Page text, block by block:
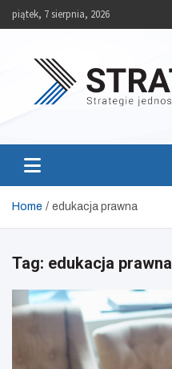
Skippiątek, 7 sierpnia, 2026
Strategie JST
Home edukacja prawna
Tag: edukacja prawna